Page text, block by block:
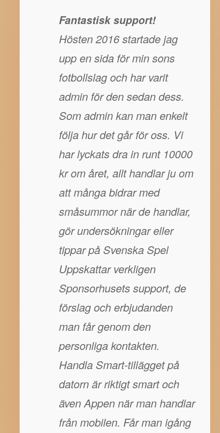
Fantastisk support!
Hösten 2016 startade jag
upp en sida för min sons
fotbollslag och har varit
admin för den sedan dess.
Som admin kan man enkelt
följa hur det går för oss. Vi
har lyckats dra in runt 10000
kr om året, allt handlar ju om
att många bidrar med
småsummor när de handlar,
gör undersökningar eller
tippar på Svenska Spel
Uppskattar verkligen
Sponsorhusets support, de
förslag och erbjudanden
man får genom den
personliga kontakten.
Handla Smart-tillägget på
datorn är riktigt smart och
även Appen när man handlar
från mobilen. Får man igång